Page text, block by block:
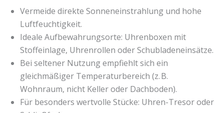
Vermeide direkte Sonneneinstrahlung und hohe
Luftfeuchtigkeit.
Ideale Aufbewahrungsorte: Uhrenboxen mit
Stoffeinlage, Uhrenrollen oder Schubladeneinsätze.
Bei seltener Nutzung empfiehlt sich ein
gleichmäßiger Temperaturbereich (z. B.
Wohnraum, nicht Keller oder Dachboden).
Für besonders wertvolle Stücke: Uhren-Tresor oder